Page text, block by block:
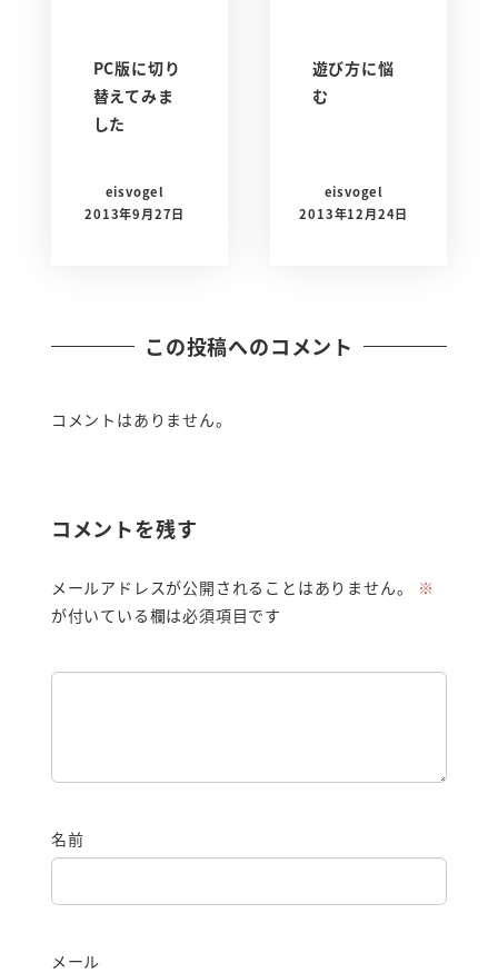
PC版に切り
替えてみま
した
eisvogel
2013年9月27日
遊び方に悩
む
eisvogel
2013年12月24日
この投稿へのコメント
コメントはありません。
コメントを残す
メールアドレスが公開されることはありません。
※
が付いている欄は必須項目です
名前
メール